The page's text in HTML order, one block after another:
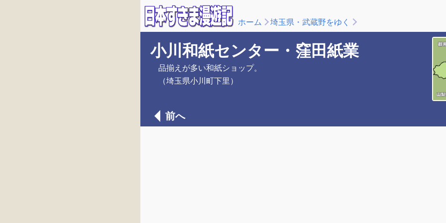
ホーム 埼玉県・武蔵野をゆく
小川和紙センター・窪田紙業
品揃えが多い和紙ショップ。
（埼玉県小川町下里）
前へ